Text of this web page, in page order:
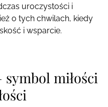
uroczystości i
o tych chwilach, kiedy
i wsparcie.
miłości